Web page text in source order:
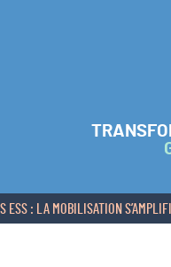
ESS : LA MOBILISATION